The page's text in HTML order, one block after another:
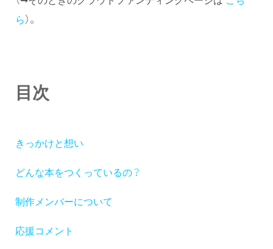
ら）。
目次
きっかけと想い
どんな本をつくっているの？
制作メンバーについて
応援コメント